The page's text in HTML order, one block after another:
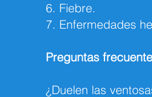
6. Fiebre.
7. Enfermedades
Preguntas
¿Duelen las